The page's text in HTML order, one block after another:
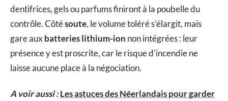
dentifrices, gels ou parfums finiront à la poubelle du
contrôle. Côtésoute, le volume toléré s’élargit, mais
gare aux batteries lithium-ion non intégrées : leur
présence y est proscrite, car le risque d’incendie ne
laisse aucune place à la négociation.
A voir aussi :Les astuces des Néerlandais pour garder